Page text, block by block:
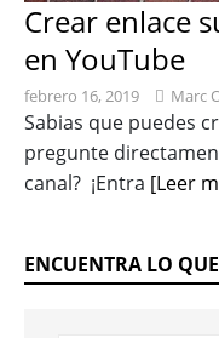
Crear enlace
en YouTube
febrero 16, 2019 Marc
Sabias que puedes
pregunte
canal? ¡Entra [Leer
ENCUENTRA LO